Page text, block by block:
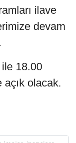
ilave
devam
18.00
açık olacak.